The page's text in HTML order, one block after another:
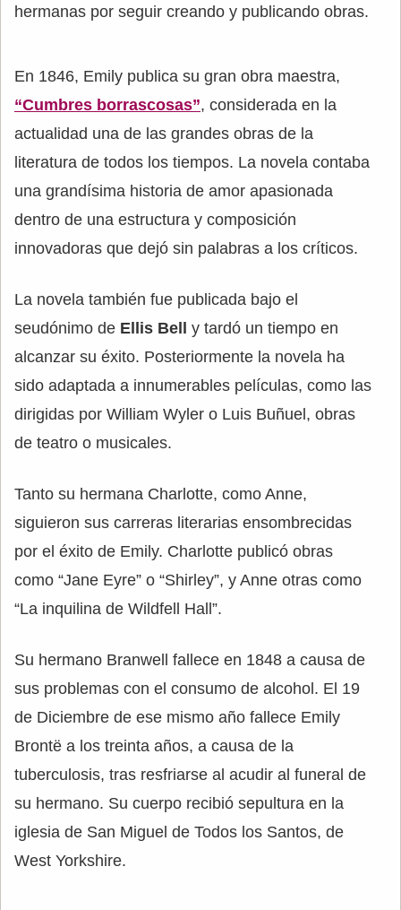
hermanas por seguir creando y publicando obras.
En 1846, Emily publica su gran obra maestra,
“Cumbres borrascosas”, considerada en la
actualidad una de las grandes obras de la
literatura de todos los tiempos. La novela contaba
una grandísima historia de amor apasionada
dentro de una estructura y composición
innovadoras que dejó sin palabras a los críticos.
La novela también fue publicada bajo el
seudónimo de Ellis Bell y tardó un tiempo en
alcanzar su éxito. Posteriormente la novela ha
sido adaptada a innumerables películas, como las
dirigidas por William Wyler o Luis Buñuel, obras
de teatro o musicales.
Tanto su hermana Charlotte, como Anne,
siguieron sus carreras literarias ensombrecidas
por el éxito de Emily. Charlotte publicó obras
como “Jane Eyre” o “Shirley”, y Anne otras como
“La inquilina de Wildfell Hall”.
Su hermano Branwell fallece en 1848 a causa de
sus problemas con el consumo de alcohol. El 19
de Diciembre de ese mismo año fallece Emily
Brontë a los treinta años, a causa de la
tuberculosis, tras resfriarse al acudir al funeral de
su hermano. Su cuerpo recibió sepultura en la
iglesia de San Miguel de Todos los Santos, de
West Yorkshire.